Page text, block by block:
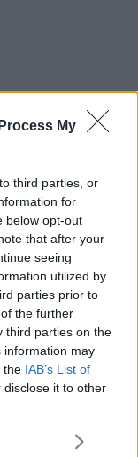
My
third parties, or
for
below opt-out
that after your
seeing
utilized by
parties prior to
the further
third parties on the
information may
the IAB’s List of
it to other
27 vazou -